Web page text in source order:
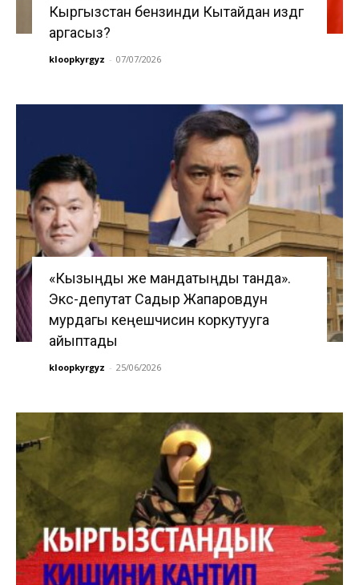
Кыргызстан бензинди Кытайдан издөөгө
аргасыз?
kloopkyrgyz - 07/07/2026
«Кызыңды же мандатыңды танда».
Экс-депутат Садыр Жапаровдун
мурдагы кеңешчисин коркутууга
айыптады
kloopkyrgyz - 25/06/2026